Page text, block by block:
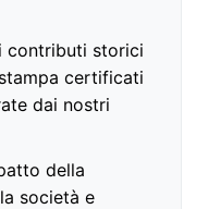
contributi storici
certificati
dai nostri
della
società e